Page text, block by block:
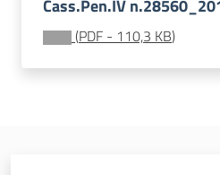
Coordinamento
prevenzione
vigilanza
Cass.Pen.IV
(PDF - 110,3 KB)